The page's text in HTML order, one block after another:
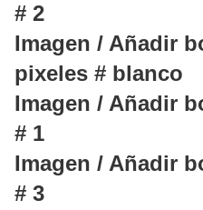
# 2
Imagen / Añadir
pixeles # blanco
Imagen / Añadir
# 1
Imagen / Añadir
# 3